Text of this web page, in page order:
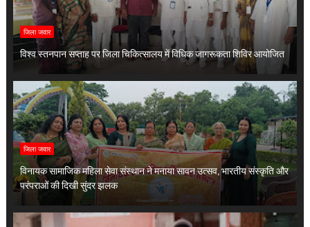
जिला जवार
विश्व स्तनपान सप्ताह पर जिला चिकित्सालय में विधिक जागरूकता शिविर आयोजित
जिला जवार
विनायक सामाजिक महिला सेवा संस्थान ने मनाया सावन उत्सव, भारतीय संस्कृति और
परंपराओं की दिखी सुंदर झलक